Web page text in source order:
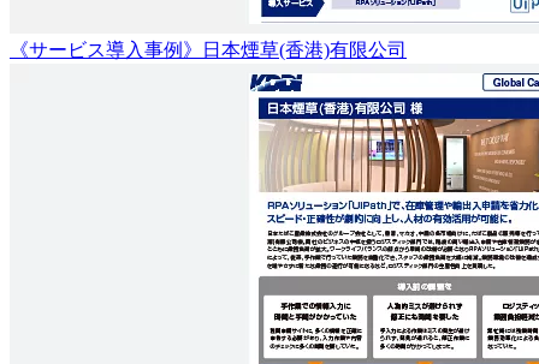
《サービス導入事例》日本煙草(香港)有限公司